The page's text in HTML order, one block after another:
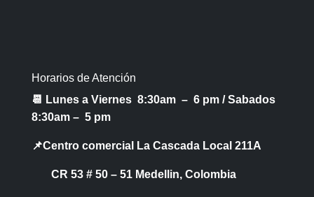
Horarios de Atención
📆 Lunes a Viernes 8:30am – 6 pm /Sabados
8:30am – 5 pm
📌Centro comercial La Cascada Local 211A
CR 53 # 50 – 51 Medellin, Colombia